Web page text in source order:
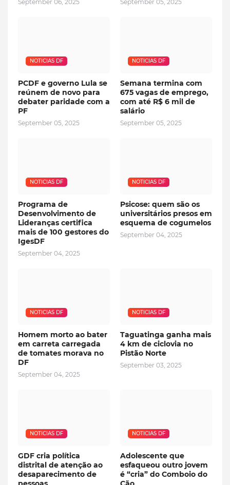
September 06, 2025 September 05, 2025
NOTICIAS DF
PCDF e governo Lula se
reúnem de novo para
debater paridade com a
PF
September 05, 2025
NOTICIAS DF
Semana termina com
675 vagas de emprego,
com até R$ 6 mil de
salário
September 05, 2025
NOTICIAS DF
Programa de
Desenvolvimento de
Lideranças certifica
mais de 100 gestores do
IgesDF
September 04, 2025
NOTICIAS DF
Psicose: quem são os
universitários presos em
esquema de cogumelos
September 04, 2025
NOTICIAS DF
Homem morto ao bater
em carreta carregada
de tomates morava no
DF
September 04, 2025
NOTICIAS DF
Taguatinga ganha mais
4 km de ciclovia no
Pistão Norte
September 03, 2025
NOTICIAS DF
GDF cria política
distrital de atenção ao
desaparecimento de
NOTICIAS DF
Adolescente que
esfaqueou outro jovem
é “cria” do Comboio do